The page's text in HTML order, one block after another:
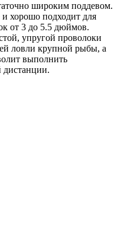
широким поддевом.
хорошо подходит для
от 3 до 5.5 дюймов.
упругой проволоки
ловли крупной рыбы, а
выполнить
дистанции.